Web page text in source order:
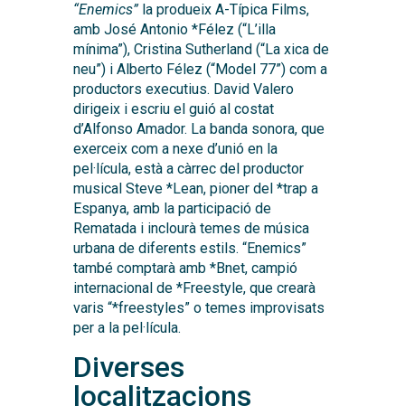
“Enemics”la produeix A-Típica Films,
amb José Antonio *Félez (“L’illa
mínima”), Cristina Sutherland (“La xica de
neu”) i Alberto Félez (“Model 77”) com a
productors executius. David Valero
dirigeix i escriu el guió al costat
d’Alfonso Amador. La banda sonora, que
exerceix com a nexe d’unió en la
pel·lícula, està a càrrec del productor
musical Steve *Lean, pioner del *trap a
Espanya, amb la participació de
Rematada i inclourà temes de música
urbana de diferents estils. “Enemics”
també comptarà amb *Bnet, campió
internacional de *Freestyle, que crearà
varis “*freestyles” o temes improvisats
per a la pel·lícula.
Diverses
localitzacions